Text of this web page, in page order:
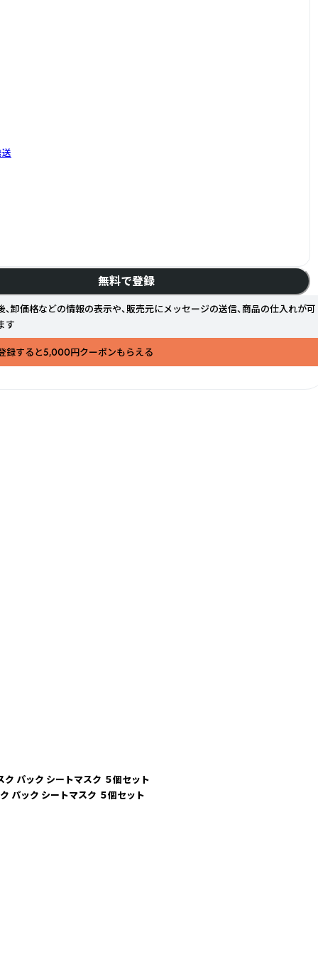
無料で登録
、卸価格などの情報の表示や、販売元にメッセージの送信、商品の仕入れが可
す
登録すると5,000円クーポンもらえる
パック シートマスク ５個セット
パック シートマスク ５個セット